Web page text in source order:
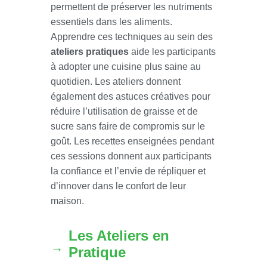
permettent de préserver les nutriments
essentiels dans les aliments.
Apprendre ces techniques au sein des
ateliers pratiques aide les participants
à adopter une cuisine plus saine au
quotidien. Les ateliers donnent
également des astuces créatives pour
réduire l’utilisation de graisse et de
sucre sans faire de compromis sur le
goût. Les recettes enseignées pendant
ces sessions donnent aux participants
la confiance et l’envie de répliquer et
d’innover dans le confort de leur
maison.
Les Ateliers en
Pratique